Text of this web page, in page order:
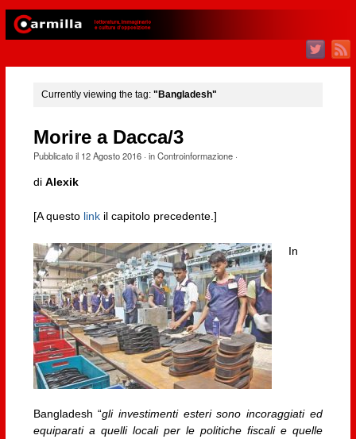
Currently viewing the tag: "Bangladesh"
Morire a Dacca/3
Pubblicato il 12 Agosto 2016· inControinformazione·
di Alexik
[A questo linkil capitolo precedente.]
In
Bangladesh “gli investimenti esteri sono incoraggiati ed
equiparati a quelli locali per le politiche fiscali e quelle